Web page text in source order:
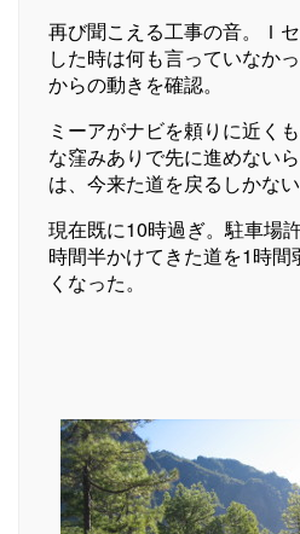
再び聞こえる工事の音。Ｉ
した時は何も言っていなか
からの動きを確認。
ミーアがナビを頼りに近く
な窪みありで先に進めない
は、今来た道を戻るしかない
現在既に10時過ぎ。駐車場
時間半かけてきた道を1時
くなった。